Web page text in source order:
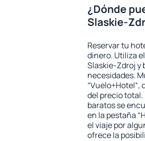
¿Dónde
Slaskie-
Reservar tu
dinero. Utiliza
Slaskie-Zdroj y
necesidades.
del precio total.
baratos se
en la pestaña
el viaje por
ofrece la